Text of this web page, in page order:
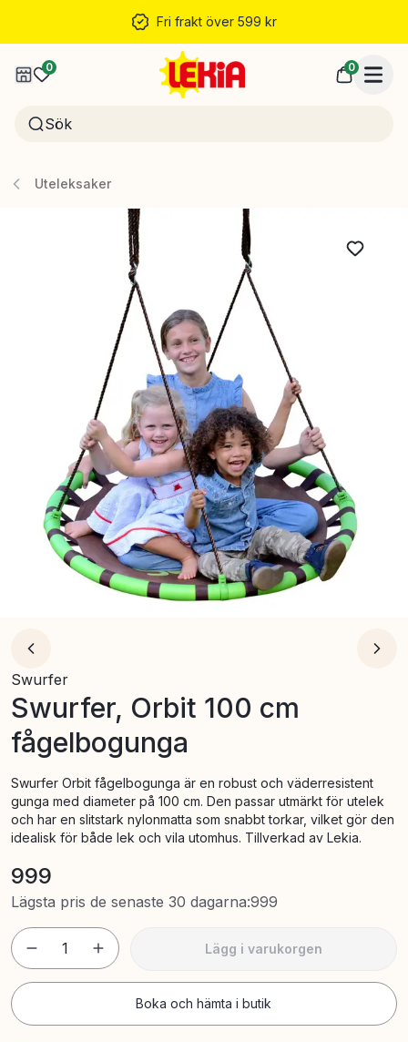
Fri frakt över 599 kr
0 0
Uteleksaker
Swurfer
Swurfer, Orbit 100 cm
fågelbogunga
Swurfer Orbit fågelbogunga är en robust och väderresistent
gunga med diameter på 100 cm. Den passar utmärkt för utelek
och har en slitstark nylonmatta som snabbt torkar, vilket gör den
idealisk för både lek och vila utomhus. Tillverkad av Lekia.
999
Lägsta pris de senaste 30 dagarna:999
1 Lägg i varukorgen
Boka och hämta i butik